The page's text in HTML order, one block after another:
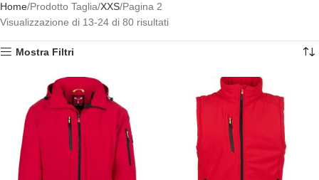
Home Prodotto Taglia XXS Pagina 2
Visualizzazione di 13-24 di 80 risultati
Mostra Filtri